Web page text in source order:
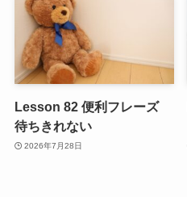
Lesson 82 便利フレーズ
待ちきれない
2026年7月28日